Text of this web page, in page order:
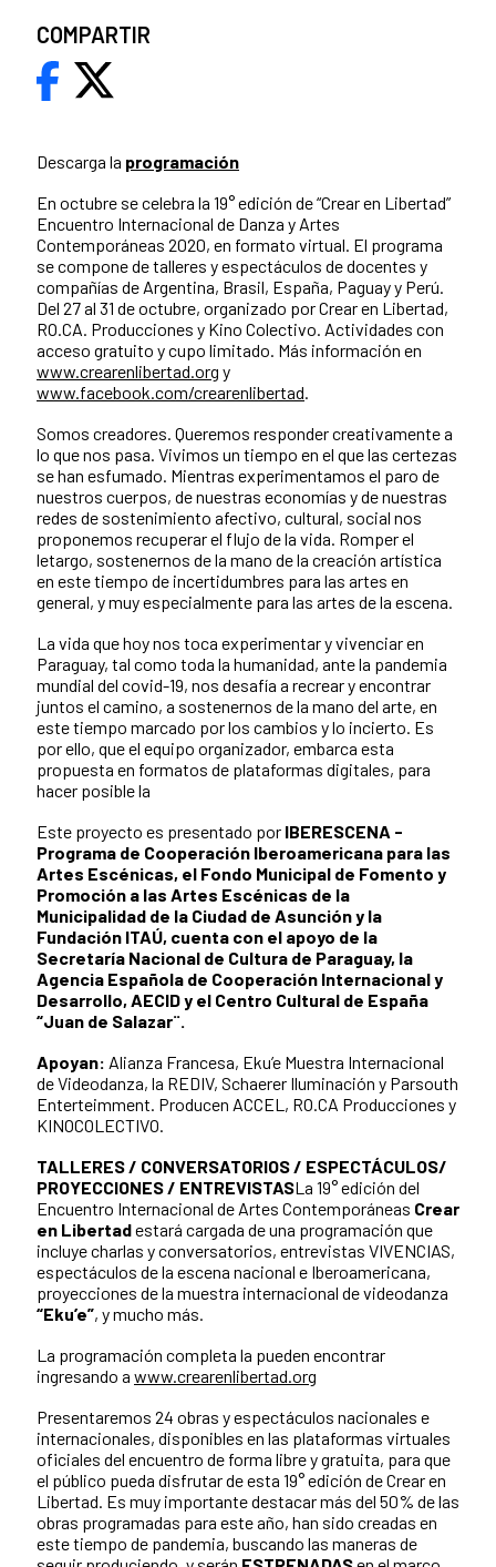
Descarga la programación
En octubre se celebra la 19° edición de “Crear en Libertad”
Encuentro Internacional de Danza y Artes
Contemporáneas 2020, en formato virtual. El programa
se compone de talleres y espectáculos de docentes y
compañías de Argentina, Brasil, España, Paguay y Perú.
Del 27 al 31 de octubre, organizado por Crear en Libertad,
RO.CA. Producciones y Kino Colectivo. Actividades con
acceso gratuito y cupo limitado. Más información en
www.crearenlibertad.org y
www.facebook.com/crearenlibertad.
Somos creadores. Queremos responder creativamente a
lo que nos pasa. Vivimos un tiempo en el que las certezas
se han esfumado. Mientras experimentamos el paro de
nuestros cuerpos, de nuestras economías y de nuestras
redes de sostenimiento afectivo, cultural, social nos
proponemos recuperar el flujo de la vida. Romper el
letargo, sostenernos de la mano de la creación artística
en este tiempo de incertidumbres para las artes en
general, y muy especialmente para las artes de la escena.
La vida que hoy nos toca experimentar y vivenciar en
Paraguay, tal como toda la humanidad, ante la pandemia
mundial del covid-19, nos desafía a recrear y encontrar
juntos el camino, a sostenernos de la mano del arte, en
este tiempo marcado por los cambios y lo incierto. Es
por ello, que el equipo organizador, embarca esta
propuesta en formatos de plataformas digitales, para
hacer posible la
Este proyecto es presentado por IBERESCENA -
Programa de Cooperación Iberoamericana para las
Artes Escénicas, el Fondo Municipal de Fomento y
Promoción a las Artes Escénicas de la
Municipalidad de la Ciudad de Asunción y la
Fundación ITAÚ, cuenta con el apoyo de la
Secretaría Nacional de Cultura de Paraguay, la
Agencia Española de Cooperación Internacional y
Desarrollo, AECID y el Centro Cultural de España
“Juan de Salazar¨.
Apoyan: Alianza Francesa, Eku’e Muestra Internacional
de Videodanza, la REDIV, Schaerer Iluminación y Parsouth
Enterteimment. Producen ACCEL, RO.CA Producciones y
KINOCOLECTIVO.
TALLERES / CONVERSATORIOS / ESPECTÁCULOS/
PROYECCIONES / ENTREVISTASLa 19° edición del
Encuentro Internacional de Artes Contemporáneas Crear
en Libertadestará cargada de una programación que
incluye charlas y conversatorios, entrevistas VIVENCIAS,
espectáculos de la escena nacional e Iberoamericana,
proyecciones de la muestra internacional de videodanza
“Eku’e”, y mucho más.
La programación completa la pueden encontrar
ingresando a www.crearenlibertad.org
Presentaremos 24 obras y espectáculos nacionales e
internacionales, disponibles en las plataformas virtuales
oficiales del encuentro de forma libre y gratuita, para que
el público pueda disfrutar de esta 19° edición de Crear en
Libertad. Es muy importante destacar más del 50% de las
obras programadas para este año, han sido creadas en
este tiempo de pandemia, buscando las maneras de
COMPARTIR